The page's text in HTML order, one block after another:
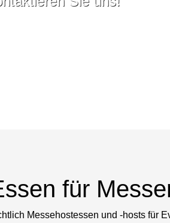
für
Messehostessen und -hosts für